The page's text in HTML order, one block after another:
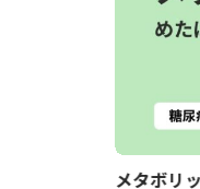
メタボリ